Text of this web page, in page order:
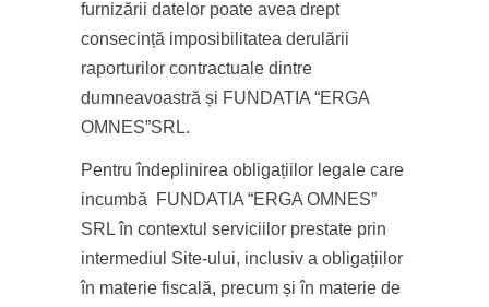
furnizării datelor poate avea drept
consecință imposibilitatea derulării
raporturilor contractuale dintre
dumneavoastră și FUNDATIA “ERGA
OMNES”SRL.
Pentru îndeplinirea obligațiilor legale care
incumbă FUNDATIA “ERGA OMNES”
SRL în contextul serviciilor prestate prin
intermediul Site-ului, inclusiv a obligațiilor
în materie fiscală, precum și în materie de